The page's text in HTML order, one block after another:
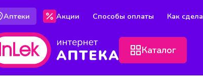
Аптеки Акции Способы оплаты Как
Каталог